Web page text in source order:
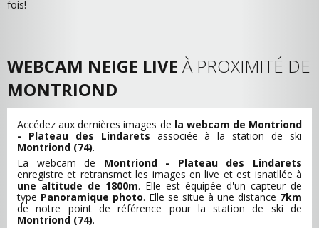
fois!
WEBCAM NEIGE LIVE À PROXIMITÉ DE
MONTRIOND
Accédez aux dernières images de la webcam de Montriond
- Plateau des Lindarets associée à la station de ski
Montriond (74).
La webcam de Montriond - Plateau des Lindarets
enregistre et retransmet les images en live et est isnatllée à
une altitude de 1800m. Elle est équipée d'un capteur de
type Panoramique photo. Elle se situe à une distance 7km
de notre point de référence pour la station de ski de
Montriond (74).